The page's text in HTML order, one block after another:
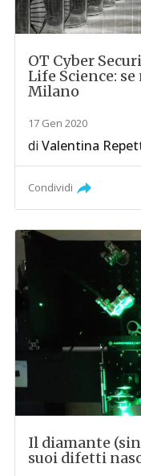
OT Cyber
Life Science:
Milano
17 Gen 2020
diValentina
Condividi
Il diamante
suoi difetti